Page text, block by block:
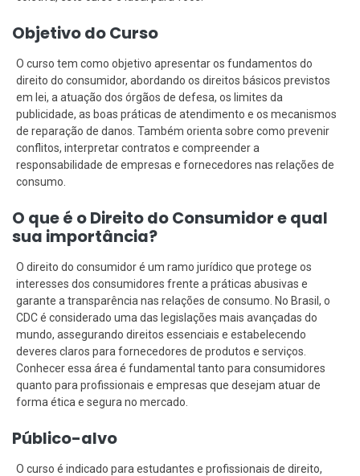
Objetivo do Curso
O curso tem como objetivo apresentar os fundamentos do
direito do consumidor, abordando os direitos básicos previstos
em lei, a atuação dos órgãos de defesa, os limites da
publicidade, as boas práticas de atendimento e os mecanismos
de reparação de danos. Também orienta sobre como prevenir
conflitos, interpretar contratos e compreender a
responsabilidade de empresas e fornecedores nas relações de
consumo.
O que é o Direito do Consumidor e qual
sua importância?
O direito do consumidor é um ramo jurídico que protege os
interesses dos consumidores frente a práticas abusivas e
garante a transparência nas relações de consumo. No Brasil, o
CDC é considerado uma das legislações mais avançadas do
mundo, assegurando direitos essenciais e estabelecendo
deveres claros para fornecedores de produtos e serviços.
Conhecer essa área é fundamental tanto para consumidores
quanto para profissionais e empresas que desejam atuar de
forma ética e segura no mercado.
Público-alvo
O curso é indicado para estudantes e profissionais de direito,